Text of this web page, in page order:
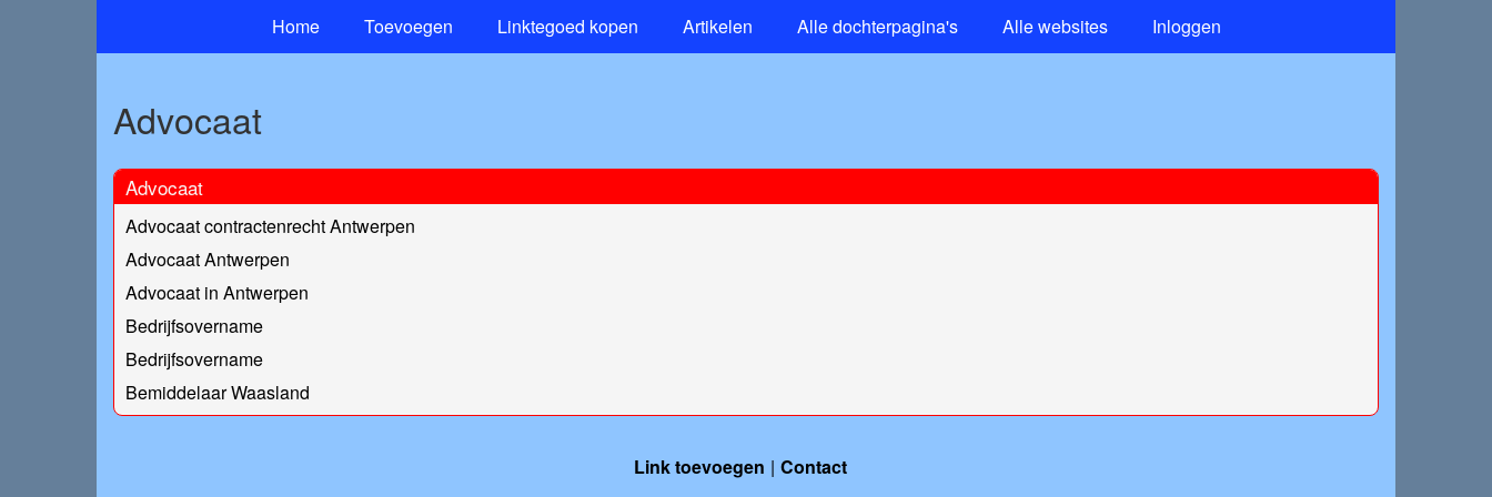
Home Toevoegen Linktegoed kopen Artikelen Alle dochterpagina's Alle websites Inloggen
Advocaat
Advocaat
Advocaat contractenrecht Antwerpen
Advocaat Antwerpen
Advocaat in Antwerpen
Bedrijfsovername
Bedrijfsovername
Bemiddelaar Waasland
Link toevoegen Contact